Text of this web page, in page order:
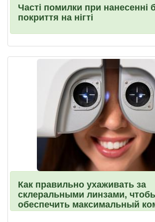
Часті помилки при нанесенні
покриття на нігті
Как правильно ухаживать за
склеральными линзами,
обеспечить максимальный